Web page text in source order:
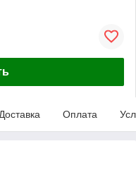
Доставка Оплата